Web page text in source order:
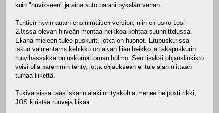
kuin "huvikseen" ja aina auto parani pykälän verran.
Tuntien hyvin auton ensimmäisen version, niin en usko Losi
2.0:ssa olevan hirveän montaa heikkoa kohtaa suunnittelussa.
Ekana mieleen tulee puskurit, jotka on huonot. Etupuskurissa
iskun vaimentama kehikko on aivan liian heikko ja takapuskurin
ruuvihässäkkä on uskomattoman hölmö. Sen lisäksi ohjauslinkistö
voisi olla paremmin tehty, jotta ohjaukseen ei tule ajan mittaan
turhaa liikettä.
Tukivarsissa taas iskarin alakiinnityskohta menee helposti rikki,
JOS kiristää ruuveja liikaa.